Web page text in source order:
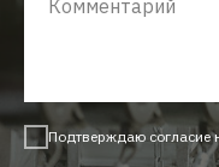
Подтверждаю согласие